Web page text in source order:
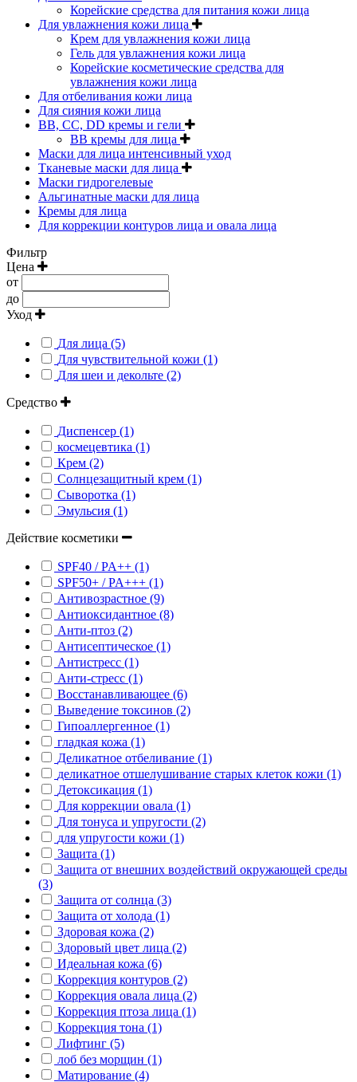
Корейские средства для питания кожи лица
Для увлажнения кожи лица
Крем для увлажнения кожи лица
Гель для увлажнения кожи лица
Корейские косметические средства для
увлажнения кожи лица
Для отбеливания кожи лица
Для сияния кожи лица
BB, CC, DD кремы и гели
BB кремы для лица
Маски для лица интенсивный уход
Тканевые маски для лица
Маски гидрогелевые
Альгинатные маски для лица
Кремы для лица
Для коррекции контуров лица и овала лица
Фильтр
Цена
от
до
Уход
Для лица (5)
Для чувствительной кожи (1)
Для шеи и декольте (2)
Средство
Диспенсер (1)
космецевтика (1)
Крем (2)
Солнцезащитный крем (1)
Сыворотка (1)
Эмульсия (1)
Действие косметики
SPF40 / PA++ (1)
SPF50+ / PA+++ (1)
Антивозрастное (9)
Антиоксидантное (8)
Анти-птоз (2)
Антисептическое (1)
Антистресс (1)
Анти-стресс (1)
Восстанавливающее (6)
Выведение токсинов (2)
Гипоаллергенное (1)
гладкая кожа (1)
Деликатное отбеливание (1)
деликатное отшелушивание старых клеток кожи (1)
Детоксикация (1)
Для коррекции овала (1)
Для тонуса и упругости (2)
для упругости кожи (1)
Защита (1)
Защита от внешних воздействий окружающей среды
(3)
Защита от солнца (3)
Защита от холода (1)
Здоровая кожа (2)
Здоровый цвет лица (2)
Идеальная кожа (6)
Коррекция контуров (2)
Коррекция овала лица (2)
Коррекция птоза лица (1)
Коррекция тона (1)
Лифтинг (5)
лоб без морщин (1)
Матирование (4)